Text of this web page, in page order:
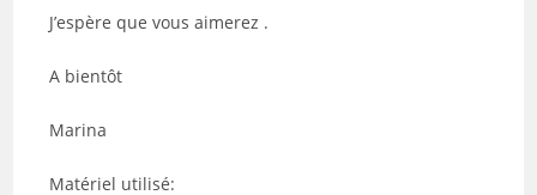
J’espère que vous aimerez .
A bientôt
Marina
Matériel utilisé: